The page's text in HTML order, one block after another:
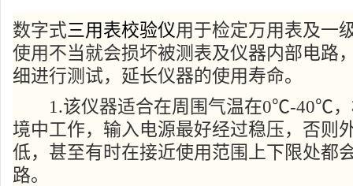
数字式三用表校验仪用于检定万用表及一
使用不当就会损坏被测表及仪器内部电路
细进行测试，延长仪器的使用寿命。
1.该仪器适合在周围气温在0℃-40℃，
境中工作，输入电源最好经过稳压，否则
低，甚至有时在接近使用范围上下限处都
路。